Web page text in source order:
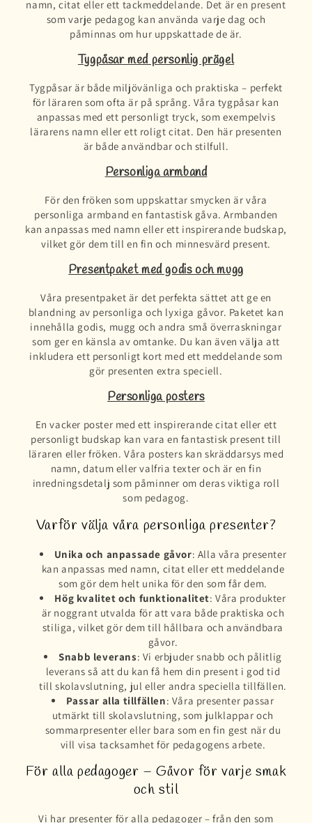
namn, citat eller ett tackmeddelande. Det är en present
som varje pedagog kan använda varje dag och
påminnas om hur uppskattade de är.
Tygpåsar med personlig prägel
Tygpåsar är både miljövänliga och praktiska – perfekt
för läraren som ofta är på språng. Våra tygpåsar kan
anpassas med ett personligt tryck, som exempelvis
lärarens namn eller ett roligt citat. Den här presenten
är både användbar och stilfull.
Personliga armband
För den fröken som uppskattar smycken är våra
personliga armband en fantastisk gåva. Armbanden
kan anpassas med namn eller ett inspirerande budskap,
vilket gör dem till en fin och minnesvärd present.
Presentpaket med godis och mugg
Våra presentpaket är det perfekta sättet att ge en
blandning av personliga och lyxiga gåvor. Paketet kan
innehålla godis, mugg och andra små överraskningar
som ger en känsla av omtanke. Du kan även välja att
inkludera ett personligt kort med ett meddelande som
gör presenten extra speciell.
Personliga posters
En vacker poster med ett inspirerande citat eller ett
personligt budskap kan vara en fantastisk present till
läraren eller fröken. Våra posters kan skräddarsys med
namn, datum eller valfria texter och är en fin
inredningsdetalj som påminner om deras viktiga roll
som pedagog.
Varför välja våra personliga presenter?
Unika och anpassade gåvor: Alla våra presenter
kan anpassas med namn, citat eller ett meddelande
som gör dem helt unika för den som får dem.
Hög kvalitet och funktionalitet: Våra produkter
är noggrant utvalda för att vara både praktiska och
stiliga, vilket gör dem till hållbara och användbara
gåvor.
Snabb leverans: Vi erbjuder snabb och pålitlig
leverans så att du kan få hem din present i god tid
till skolavslutning, jul eller andra speciella tillfällen.
Passar alla tillfällen: Våra presenter passar
utmärkt till skolavslutning, som julklappar och
sommarpresenter eller bara som en fin gest när du
vill visa tacksamhet för pedagogens arbete.
För alla pedagoger – Gåvor för varje smak
och stil
Vi har presenter för alla pedagoger – från den som